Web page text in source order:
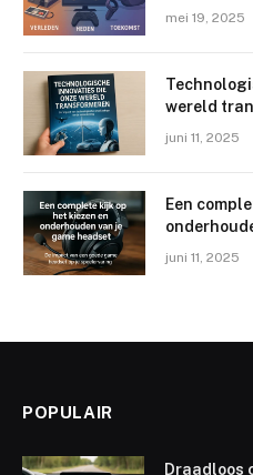
mei 19, 2025
wereld
juni 11, 2025
Een
juni 11, 2025
POPULAIR
Draadloos